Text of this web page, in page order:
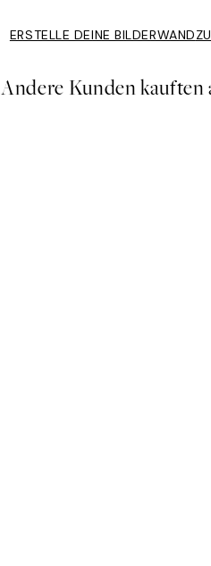
ERSTELLE DEINE BILDERWAND
Andere Kunden kauften